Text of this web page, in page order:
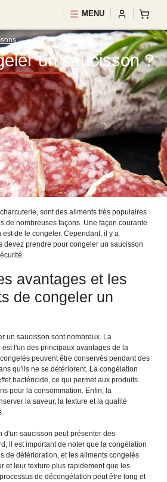
MENU
un saucisson ?
sont des aliments très populaires
de nombreuses façons. Une façon courante
de le congeler. Cependant, il y a
devez prendre pour congeler un saucisson
avantages et les
de congeler un
un saucisson sont nombreux. La
l'un des principaux avantages de la
peuvent être conservés pendant des
qu'ils ne se détériorent. La congélation
bactéricide, ce qui permet aux produits
pour la consommation. Enfin, la
la saveur, la texture et la qualité
d'un saucisson peut présenter des
il est important de noter que la congélation
de détérioration, et les aliments congelés
et leur texture plus rapidement que les
de décongélation peut être long et